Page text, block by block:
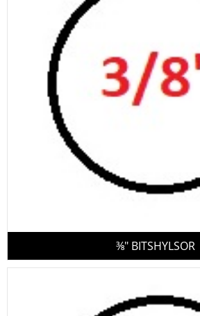
⅜" BITSHYLSOR